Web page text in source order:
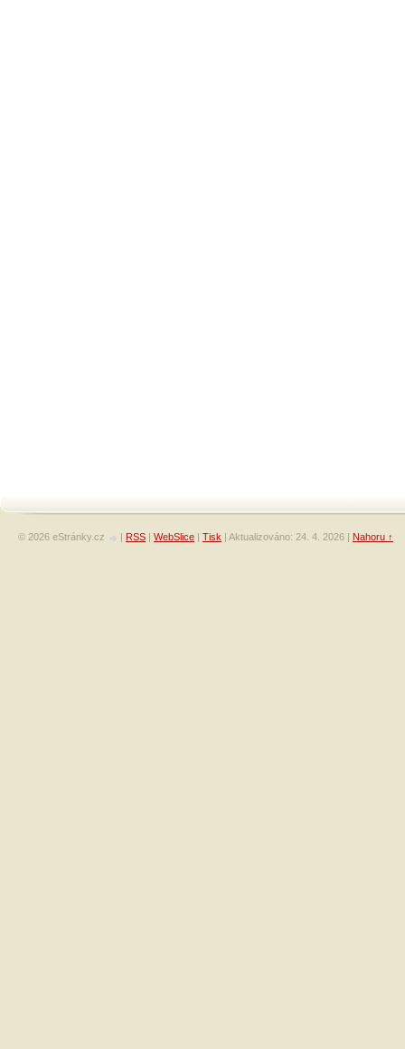
© 2026 eStránky.cz | RSS | WebSlice | Tisk | Aktualizováno: 24. 4. 2026 | Nahoru ↑